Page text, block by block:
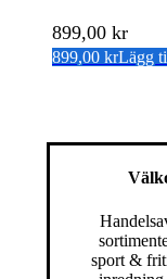
899,00 kr
899,00 krLägg
sport &